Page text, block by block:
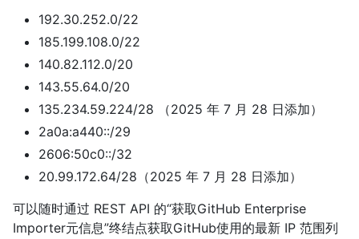
192.30.252.0/22
185.199.108.0/22
140.82.112.0/20
143.55.64.0/20
135.234.59.224/28 （2025 年 7 月 28 日添加）
2a0a:a440::/29
2606:50c0::/32
20.99.172.64/28（2025 年 7 月 28 日添加）
可以随时通过 REST API 的“获取GitHub Enterprise
Importer元信息”终结点获取GitHub使用的最新 IP 范围列